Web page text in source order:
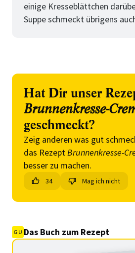
einige Kresseblättchen
Suppe schmeckt übrigens
Hat Dir unser
Brunnenkresse-
geschmeckt?
Zeig anderen was gut
das RezeptBrunnenkresse-
besser zu machen.
34 Mag ich nicht
Das Buch zum Rezept